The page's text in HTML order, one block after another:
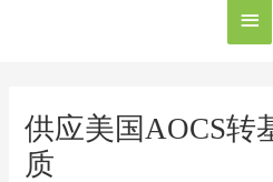
供应美国AOCS转
质